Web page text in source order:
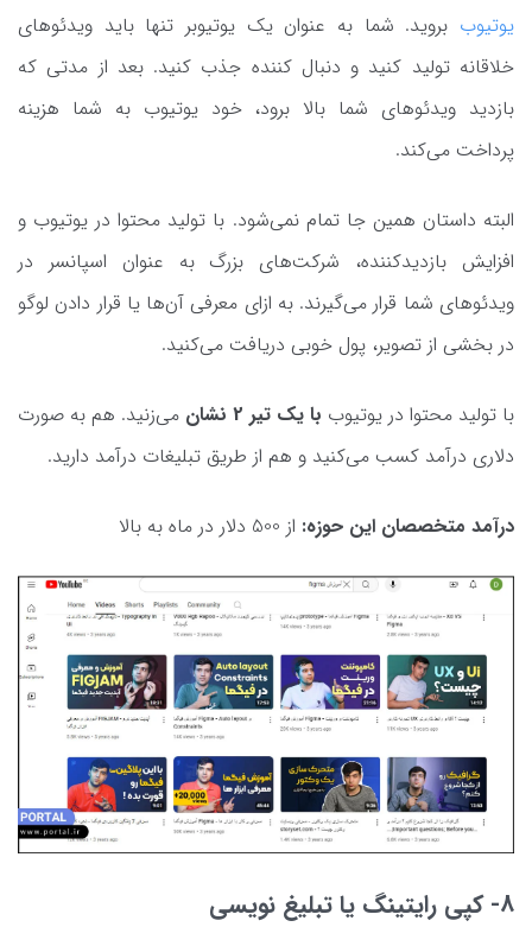
یوتیوب بروید. شما به عنوان یک یوتیوبر تنها باید ویدئوهای
خلاقانه تولید کنید و دنبال کننده جذب کنید. بعد از مدتی که
بازدید ویدئوهای شما بالا برود، خود یوتیوب به شما هزینه
پرداخت می‌کند.
البته داستان همین جا تمام نمی‌شود. با تولید محتوا در یوتیوب و
افزایش بازدیدکننده، شرکت‌های بزرگ به عنوان اسپانسر در
ویدئوهای شما قرار می‌گیرند. به ازای معرفی آن‌ها یا قرار دادن لوگو
در بخشی از تصویر، پول خوبی دریافت می‌کنید.
با تولید محتوا در یوتیوب با یک تیر 2 نشان
می‌زنید. هم به صورت
دلاری درآمد کسب می‌کنید و هم از طریق تبلیغات درآمد دارید.
درآمد متخصصان این حوزه: از 500 دلار در ماه به بالا
8- کپی رایتینگ یا تبلیغ نویسی